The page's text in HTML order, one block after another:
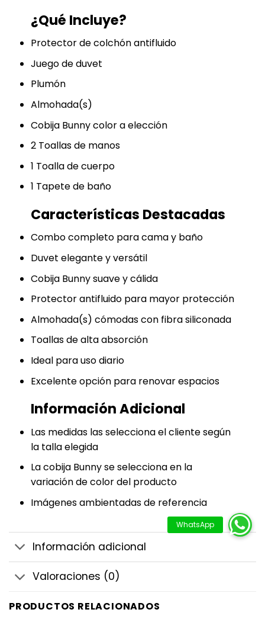
¿Qué Incluye?
Protector de colchón antifluido
Juego de duvet
Plumón
Almohada(s)
Cobija Bunny color a elección
2 Toallas de manos
1 Toalla de cuerpo
1 Tapete de baño
Características Destacadas
Combo completo para cama y baño
Duvet elegante y versátil
Cobija Bunny suave y cálida
Protector antifluido para mayor protección
Almohada(s) cómodas con fibra siliconada
Toallas de alta absorción
Ideal para uso diario
Excelente opción para renovar espacios
Información Adicional
Las medidas las selecciona el cliente según
la talla elegida
La cobija Bunny se selecciona en la
variación de color del producto
Imágenes ambientadas de referencia
Información adicional
Valoraciones (0)
PRODUCTOS RELACIONADOS